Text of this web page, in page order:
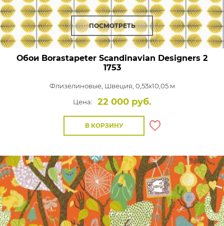
ПОСМОТРЕТЬ
Обои Borastapeter Scandinavian Designers 2
1753
Флизелиновые, Швеция, 0,53x10,05 м
Цена:
22 000 руб.
В КОРЗИНУ